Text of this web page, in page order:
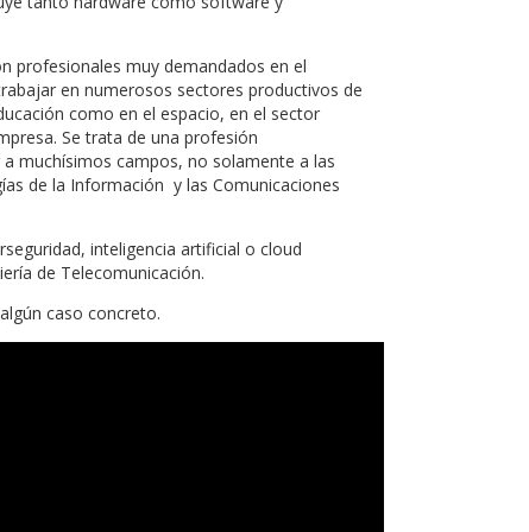
profesionales muy demandados en el
en numerosos sectores productivos de
como en el espacio, en el sector
Se trata de una profesión
muchísimos campos, no solamente a las
de la Información y las Comunicaciones
inteligencia artificial o cloud
de Telecomunicación.
caso concreto.